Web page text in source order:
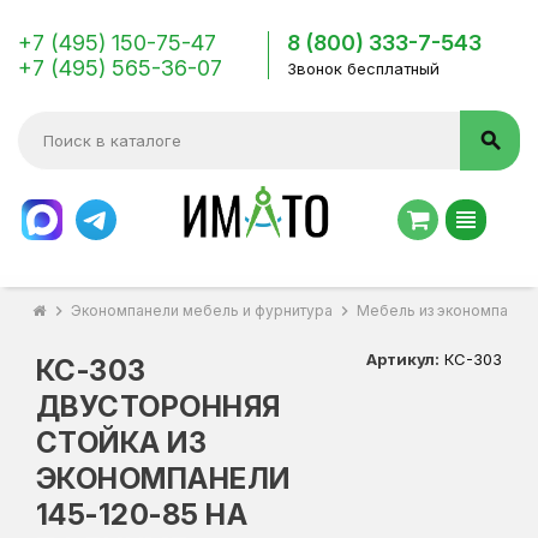
+7 (495) 150-75-47
+7 (495) 565-36-07
8 (800) 333-7-543
Звонок бесплатный
search
view_headline
chevron_right Экономпанели мебель и фурнитура chevron_right Мебель из
КС-303
ДВУСТОРОННЯЯ
СТОЙКА ИЗ
ЭКОНОМПАНЕЛИ
145-120-85 НА
Артикул: КС-303